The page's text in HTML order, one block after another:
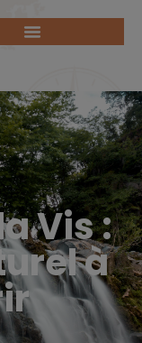
Vis :
à